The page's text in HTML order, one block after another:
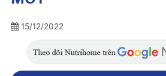
15/12/2022